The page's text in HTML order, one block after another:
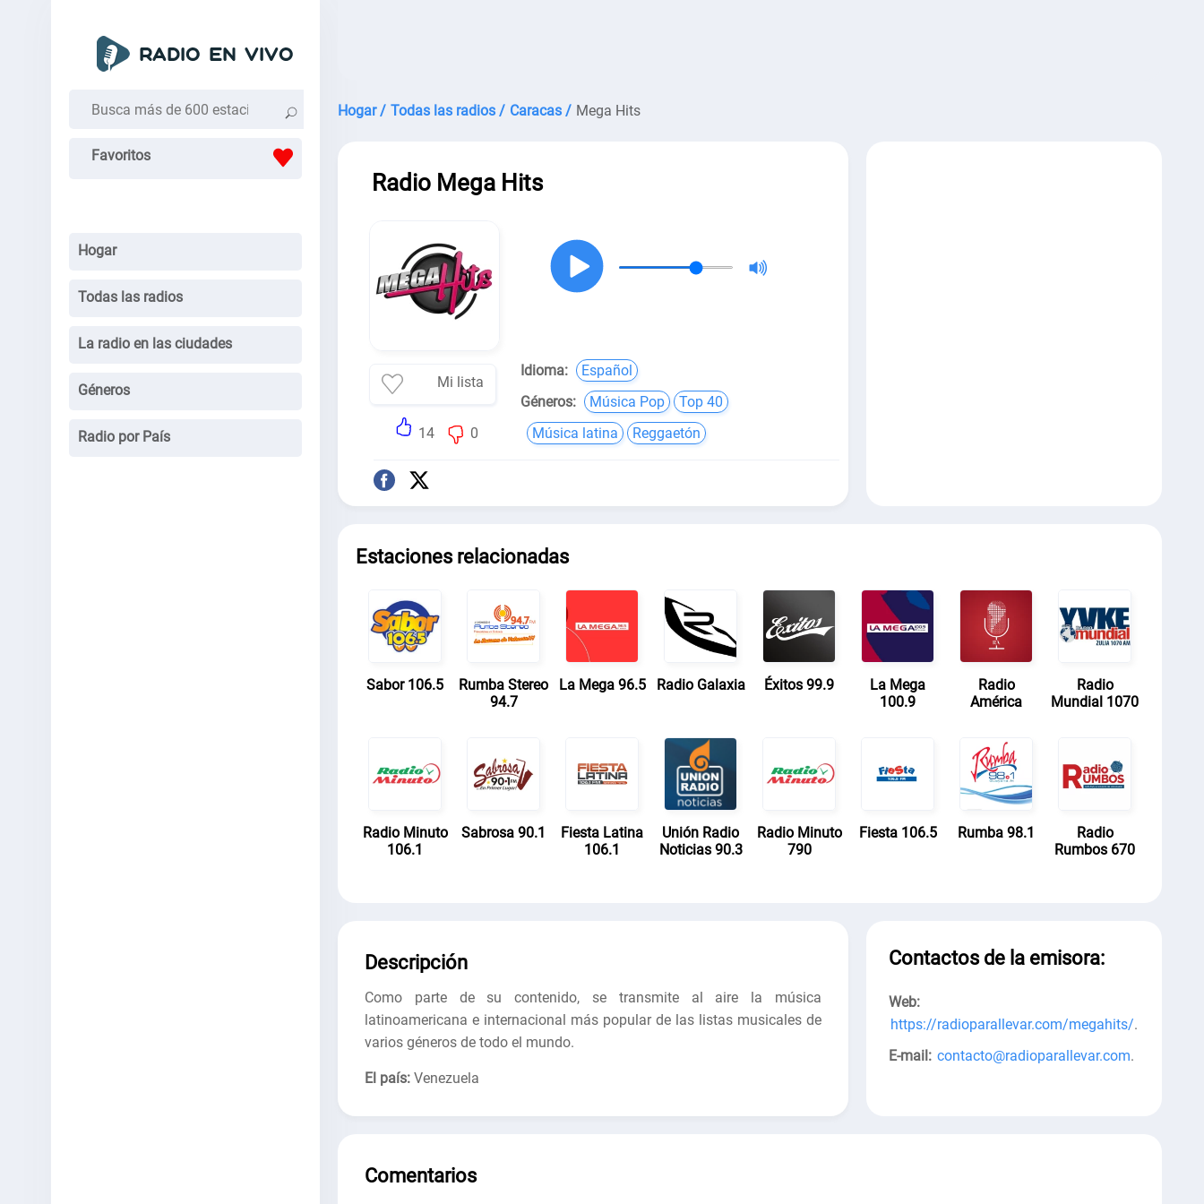
Favoritos
Hogar
Todas las radios
La radio en las ciudades
Géneros
Radio por País
Hogar / Todas las radios / Caracas / Mega Hits
Radio Mega Hits
Mi lista
14 0
Idioma:
Español
Géneros:
Música Pop
Top 40
Música latina
Reggaetón
Estaciones relacionadas
Sabor 106.5
Rumba Stereo
94.7
La Mega 96.5 Radio Galaxia Éxitos 99.9
La Mega
100.9
Radio
América
Radio
Mundial 1070
Radio Minuto
106.1
Sabrosa 90.1
Fiesta Latina
106.1
Unión Radio
Noticias 90.3
Radio Minuto
790
Fiesta 106.5 Rumba 98.1
Radio
Rumbos 670
Descripción
Como parte de su contenido, se transmite al aire la música
latinoamericana e internacional más popular de las listas musicales de
varios géneros de todo el mundo.
El país: Venezuela
Contactos de la emisora:
Web:
https://radioparallevar.com/megahits/.
E-mail: contacto@radioparallevar.com.
Comentarios